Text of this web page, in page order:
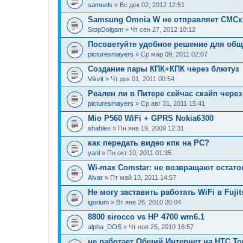
samuels » Вс дек 02, 2012 12:51
Samsung Omnia W не отправляет
StopDolgam » Чт сен 27, 2012 10:12
Посоветуйте удобное решение для
picturesmayers » Ср мар 09, 2011 02:07
Создание пары КПК+КПК через блютуз
Vikvit » Чт дек 01, 2011 00:54
Реален ли в Питере сейчас скайп через
picturesmayers » Ср авг 31, 2011 15:41
Mio P560 WiFi + GPRS Nokia6300
shahlex » Пн янв 19, 2009 12:31
как передать видео кпк на PC?
yanl » Пн окт 10, 2011 01:35
Wi-max Comstar: не возвращают
Alvar » Пт май 13, 2011 14:57
Не могу заставить работать WiFi в
igorium » Вт янв 26, 2010 20:04
8800 sirocco vs HP 4700 wm6.1
alpha_DOS » Чт ноя 25, 2010 16:57
не работает Общий Интернет на HTC